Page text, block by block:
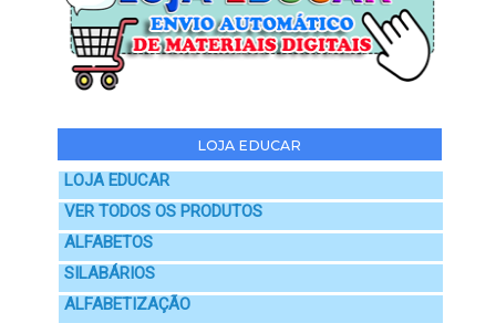
LOJA EDUCAR
LOJA EDUCAR
VER TODOS OS PRODUTOS
ALFABETOS
SILABÁRIOS
ALFABETIZAÇÃO